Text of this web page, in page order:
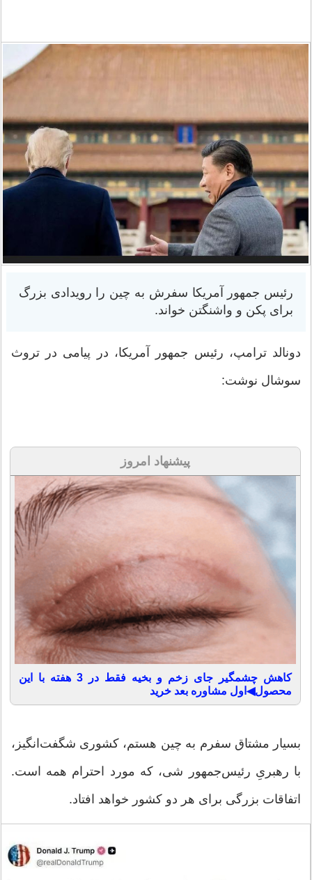
رئیس جمهور آمریکا سفرش به چین را رویدادی بزرگ
برای پکن و واشنگتن خواند.
دونالد ترامپ، رئیس جمهور آمریکا، در پیامی در تروث
سوشال نوشت:
پیشنهاد امروز
کاهش چشمگیر جای زخم و بخیه فقط در 3 هفته با این
محصول◀اول مشاوره بعد خرید
بسیار مشتاق سفرم به چین هستم، کشوری شگفت‌انگیز،
با رهبریِ رئیس‌جمهور شی، که مورد احترام همه است.
اتفاقات بزرگی برای هر دو کشور خواهد افتاد.